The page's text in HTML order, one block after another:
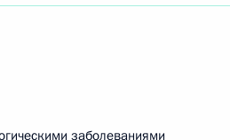
заболеваниями